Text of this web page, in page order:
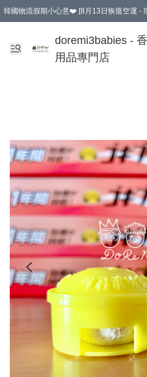
韓國物流假期小心意❤️ [8月13日恢復空運 -
新會員首張訂單滿$600即享9折優惠！(部份
doremi3babies -
用品專門店